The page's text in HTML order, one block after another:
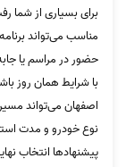
برای بسیاری از شما
مناسب می‌تواند
حضور در مراسم یا
با شرایط همان روز
اصفهان می‌تواند مسیر
نوع خودرو و مدت
پیشنهادها انتخاب